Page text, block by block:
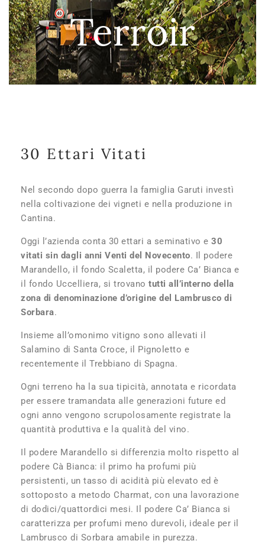
Terroir
30 Ettari Vitati
Nel secondo dopo guerra la famiglia Garuti investì
nella coltivazione dei vigneti e nella produzione in
Cantina.
Oggi l’azienda conta 30 ettari a seminativo e 30
vitati sin dagli anni Venti del Novecento. Il podere
Marandello, il fondo Scaletta, il podere Ca’ Bianca e
il fondo Uccelliera, si trovano tutti all’interno della
zona di denominazione d’origine del Lambrusco di
Sorbara.
Insieme all’omonimo vitigno sono allevati il
Salamino di Santa Croce, il Pignoletto e
recentemente il Trebbiano di Spagna.
Ogni terreno ha la sua tipicità, annotata e ricordata
per essere tramandata alle generazioni future ed
ogni anno vengono scrupolosamente registrate la
quantità produttiva e la qualità del vino.
Il podere Marandello si differenzia molto rispetto al
podere Cà Bianca: il primo ha profumi più
persistenti, un tasso di acidità più elevato ed è
sottoposto a metodo Charmat, con una lavorazione
di dodici/quattordici mesi. Il podere Ca’ Bianca si
caratterizza per profumi meno durevoli, ideale per il
Lambrusco di Sorbara amabile in purezza.